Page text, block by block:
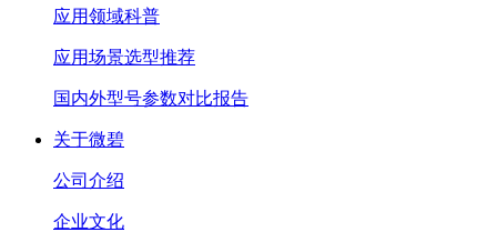
应用领域科普
应用场景选型推荐
国内外型号参数对比报告
关于微碧
公司介绍
企业文化